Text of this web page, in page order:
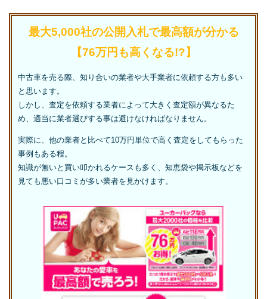
最大5,000社の公開入札で最高額が分かる
【76万円も高くなる!?】
中古車を売る際、知り合いの業者や大手業者に依頼する方も多い
と思います。
しかし、査定を依頼する業者によって大きく査定額が異なるた
め、適当に業者選びする事は避けなければなりません。
実際に、他の業者と比べて10万円単位で高く査定をしてもらった
事例もある程。
知識が無いと買い叩かれるケースも多く、知恵袋や掲示板などを
見ても悪い口コミが多い業者を見かけます。